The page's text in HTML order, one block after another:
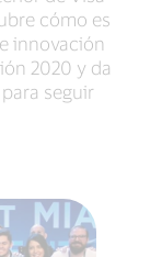
cómo es
innovación
2020 y da
seguir